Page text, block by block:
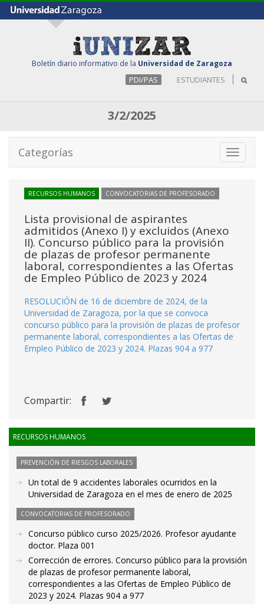
Boletín diario informativo de la Universidad de Zaragoza
PDI/PAS ESTUDIANTES
3/2/2025
Toggle
Categorías
RECURSOS HUMANOS CONVOCATORIAS DE PROFESORADO
Lista provisional de aspirantes
admitidos (Anexo I) y excluidos (Anexo
II). Concurso público para la provisión
de plazas de profesor permanente
laboral, correspondientes a las Ofertas
de Empleo Público de 2023 y 2024
RESOLUCIÓN de 16 de diciembre de 2024, de la
Universidad de Zaragoza, por la que se convoca
concurso público para la provisión de plazas de profesor
permanente laboral, correspondientes a las Ofertas de
Empleo Público de 2023 y 2024. Plazas 904 a 977
Compartir:
RECURSOS HUMANOS
PREVENCIÓN DE RIESGOS LABORALES
Un total de 9 accidentes laborales ocurridos en la
Universidad de Zaragoza en el mes de enero de 2025
CONVOCATORIAS DE PROFESORADO
Concurso público curso 2025/2026. Profesor ayudante
doctor. Plaza 001
Corrección de errores. Concurso público para la provisión
de plazas de profesor permanente laboral,
correspondientes a las Ofertas de Empleo Público de
2023 y 2024. Plazas 904 a 977